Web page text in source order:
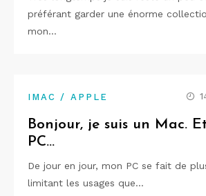
préférant garder une énorme
mon…
IMAC / APPLE
Bonjour, je suis un Mac.
PC…
De jour en jour, mon PC se fait de
limitant les usages que…